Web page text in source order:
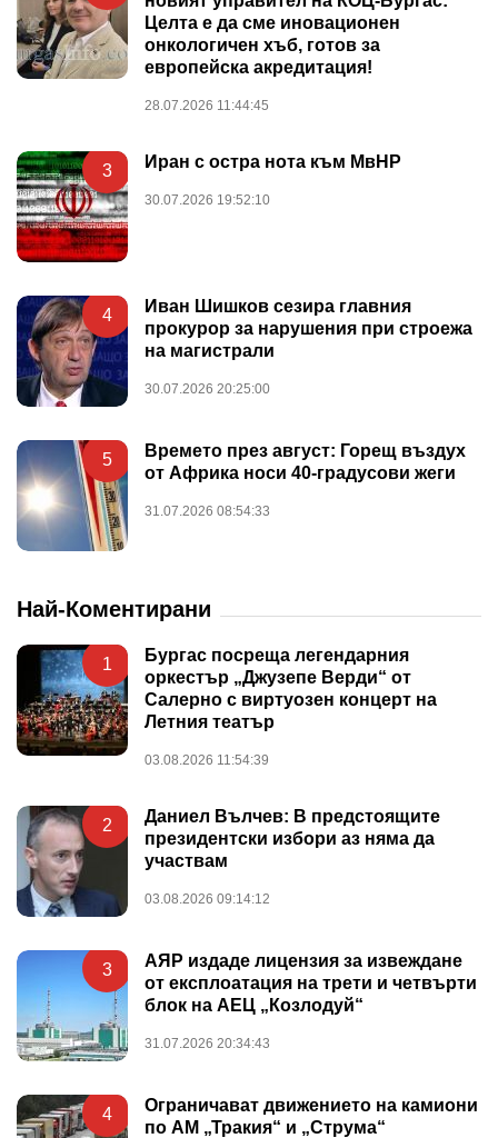
Целта е да сме иновационен
онкологичен хъб, готов за
европейска акредитация!
28.07.2026 11:44:45
3 Иран с остра нота към МвНР
30.07.2026 19:52:10
4
Иван Шишков сезира главния
прокурор за нарушения при строежа
на магистрали
30.07.2026 20:25:00
5
Времето през август: Горещ въздух
от Африка носи 40-градусови жеги
31.07.2026 08:54:33
Най-Коментирани
1
Бургас посреща легендарния
оркестър „Джузепе Верди“ от
Салерно с виртуозен концерт на
Летния театър
03.08.2026 11:54:39
2
Даниел Вълчев: В предстоящите
президентски избори аз няма да
участвам
03.08.2026 09:14:12
3
АЯР издаде лицензия за извеждане
от експлоатация на трети и четвърти
блок на АЕЦ „Козлодуй“
31.07.2026 20:34:43
4
Ограничават движението на камиони
по АМ „Тракия“ и „Струма“